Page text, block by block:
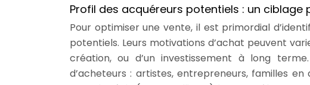
Profil des acquéreurs potentiels : un ciblage
Pour optimiser une vente, il est primordial
potentiels. Leurs motivations d’achat peuvent
création, ou d’un investissement à long
d’acheteurs : artistes, entrepreneurs, familles